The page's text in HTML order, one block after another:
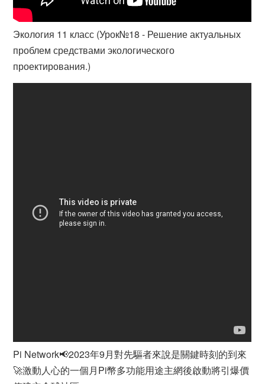
Экология 11 класс (Урок№18 - Решение актуальных
проблем средствами экологического
проектирования.)
Pi Network📢2023年9月對先驅者來說是關鍵時刻的到來
🚀激動人心的一個月Pi幣多功能用途主網後啟動將引爆價